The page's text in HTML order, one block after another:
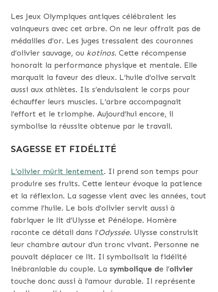
Les Jeux Olympiques antiques célébraient les
vainqueurs avec cet arbre. On ne leur offrait pas de
médailles d’or. Les juges tressaient des couronnes
d’olivier sauvage, ou kotinos. Cette récompense
honorait la performance physique et mentale. Elle
marquait la faveur des dieux. L’huile d’olive servait
aussi aux athlètes. Ils s’enduisaient le corps pour
échauffer leurs muscles. L’arbre accompagnait
l’effort et le triomphe. Aujourd’hui encore, il
symbolise la réussite obtenue par le travail.
SAGESSE ET FIDÉLITÉ
L’olivier mûrit lentement. Il prend son temps pour
produire ses fruits. Cette lenteur évoque la patience
et la réflexion. La sagesse vient avec les années, tout
comme l’huile. Le bois d’olivier servit aussi à
fabriquer le lit d’Ulysse et Pénélope. Homère
raconte ce détail dans l’Odyssée. Ulysse construisit
leur chambre autour d’un tronc vivant. Personne ne
pouvait déplacer ce lit. Il symbolisait la fidélité
inébranlable du couple. La symbolique de l’olivier
touche donc aussi à l’amour durable. Il représente